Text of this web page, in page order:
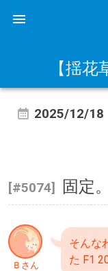
【揺花
2025/12/18
[#5074] 固定。
Ｂさん
そんな
た F1